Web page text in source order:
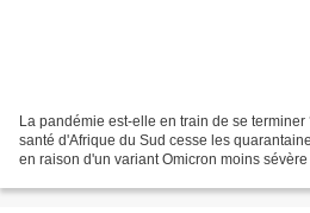
La pandémie est-elle en train de se
santé d'Afrique du Sud cesse les
en raison d'un variant Omicron moins